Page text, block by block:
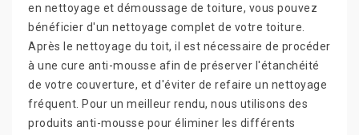
en nettoyage et démoussage de toiture, vous pouvez
bénéficier d'un nettoyage complet de votre toiture.
Après le nettoyage du toit, il est nécessaire de procéder
à une cure anti-mousse afin de préserver l'étanchéité
de votre couverture, et d'éviter de refaire un nettoyage
fréquent. Pour un meilleur rendu, nous utilisons des
produits anti-mousse pour éliminer les différents